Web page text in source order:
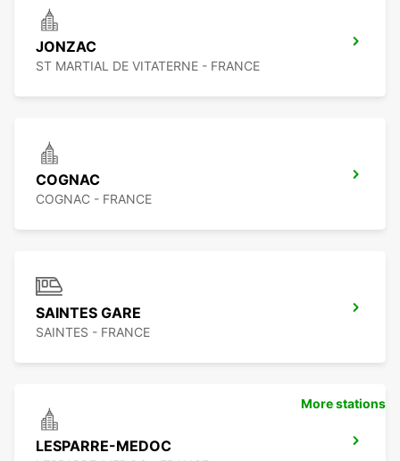
JONZAC
ST MARTIAL DE VITATERNE - FRANCE
COGNAC
COGNAC - FRANCE
SAINTES GARE
SAINTES - FRANCE
LESPARRE-MEDOC
More stations